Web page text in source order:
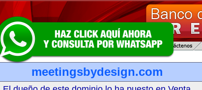
meetingsbydesign.com